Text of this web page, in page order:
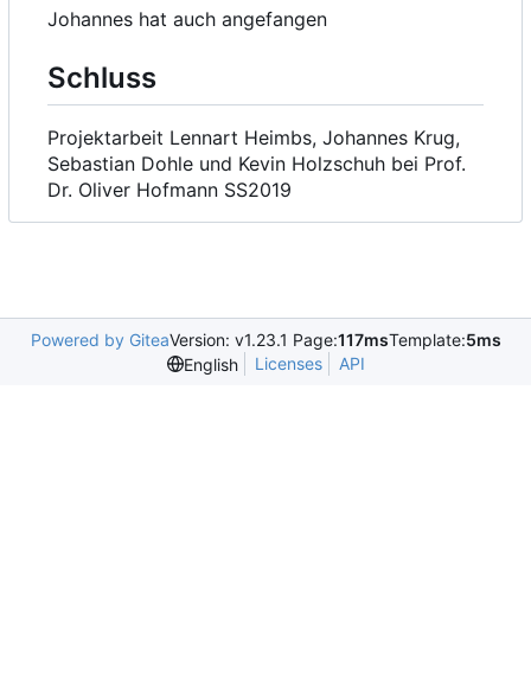
Johannes hat auch angefangen
Schluss
Projektarbeit Lennart Heimbs, Johannes Krug,
Sebastian Dohle und Kevin Holzschuh bei Prof.
Dr. Oliver Hofmann SS2019
Powered by GiteaVersion: v1.23.1 Page:117msTemplate:5ms
English
Licenses API